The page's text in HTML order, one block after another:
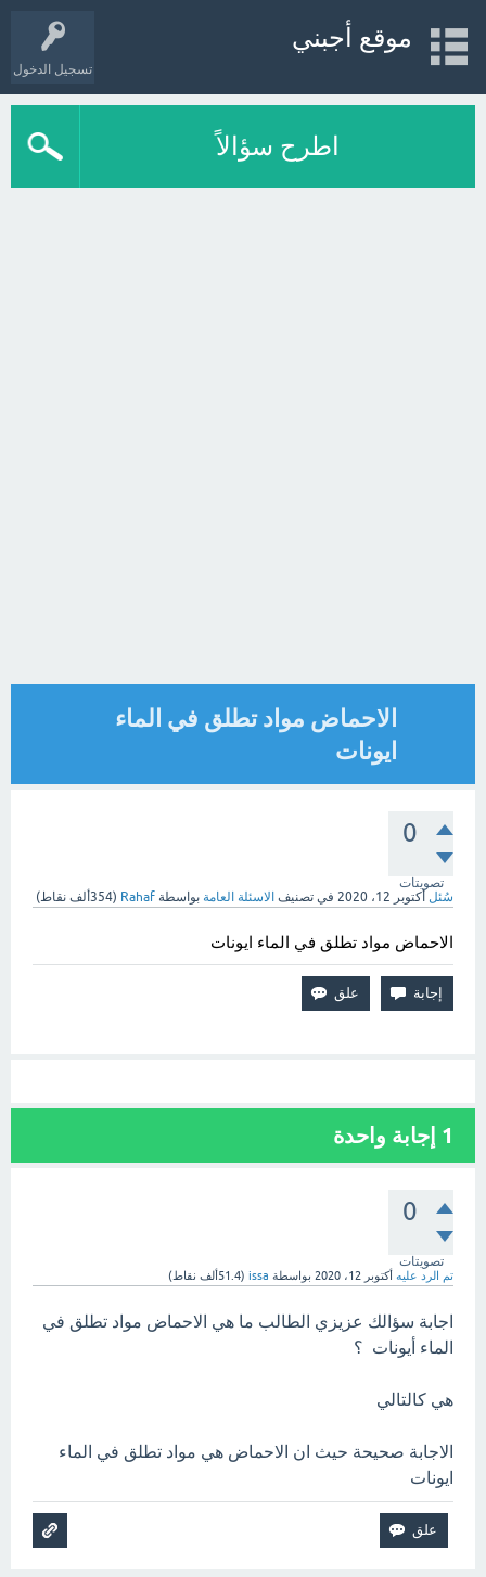
تسجيل الدخول
موقع أجبني
اطرح سؤالاً
الاحماض مواد تطلق في الماء
ايونات
0
تصويتات
سُئل أكتوبر 12، 2020 في تصنيف الاسئلة العامة بواسطة Rahaf
(354ألف نقاط)
الاحماض مواد تطلق في الماء ايونات
1 إجابة واحدة
0
تصويتات
تم الرد عليه أكتوبر 12، 2020 بواسطة issa
(51.4ألف نقاط)
اجابة سؤالك عزيزي الطالب ما هي الاحماض مواد تطلق في
الماء أيونات ؟
هي كالتالي
الاجابة صحيحة حيث ان الاحماض هي مواد تطلق في الماء
ايونات